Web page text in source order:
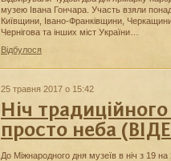
музею Івана Гончара. Участь взяли понад
Київщини, Івано-Франківщини,
Чернігова та інших міст України…
Відбулося
25 травня 2017 о 15:42
Ніч
просто неба
До Міжнародного дня музеїв в ніч з 19